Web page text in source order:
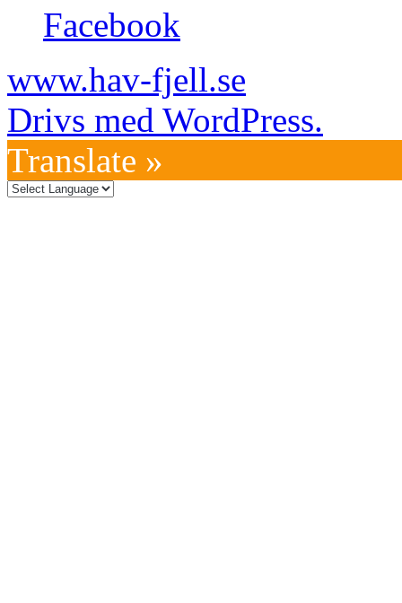
Facebook
www.hav-fjell.se
Drivs med WordPress.
Translate »